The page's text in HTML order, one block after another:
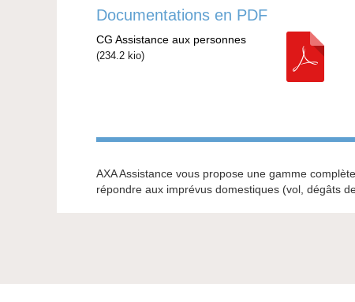
Documentations en PDF
CG Assistance aux personnes
(234.2 kio)
AXA Assistance vous propose une gamme
répondre aux imprévus domestiques (vol, dégâts